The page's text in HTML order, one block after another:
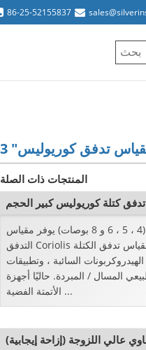
86-25-52155837
تدفق كوريوليس
المنتجات ذات الصلة
كتلة كوريوليس كبير الحجم
حجم كبير (4 ، 5 ، 6 و 8 بوصات) يوفر مقياس
التدفق Coriolis حل دقيق لقياس تدفق الكتلة
السائبة ، وتطبيقات
المسال / المبردة. حاليًا أجهزة
الأتمتة الفضية ...
عالي اللزوجة (إزاحة إيجابية)